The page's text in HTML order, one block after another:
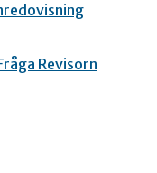
Revisorn